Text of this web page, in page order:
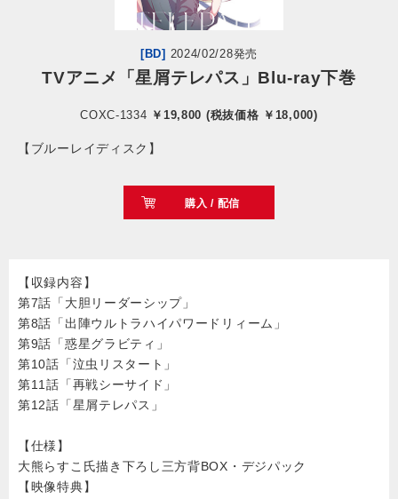
会社情報
[BD] 2024/02/28発売
TVアニメ「星屑テレパス」Blu-ray下巻
COXC-1334 ￥19,800 (税抜価格 ￥18,000)
【ブルーレイディスク】
購入 / 配信
【収録内容】
第7話「大胆リーダーシップ」
第8話「出陣ウルトラハイパワードリィーム」
第9話「惑星グラビティ」
第10話「泣虫リスタート」
第11話「再戦シーサイド」
第12話「星屑テレパス」
【仕様】
大熊らすこ氏描き下ろし三方背BOX・デジパック
【映像特典】